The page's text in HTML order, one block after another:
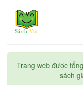
Trang web được
sách